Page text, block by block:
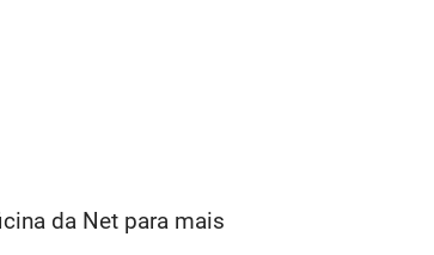
da Net para mais